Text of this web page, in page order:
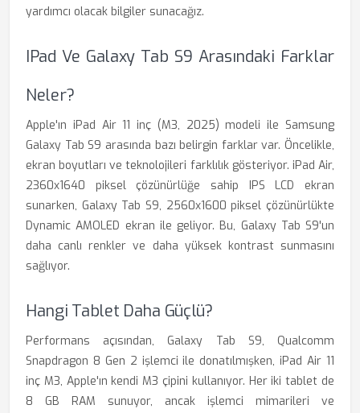
yardımcı olacak bilgiler sunacağız.
IPad Ve Galaxy Tab S9 Arasındaki Farklar
Neler?
Apple'ın iPad Air 11 inç (M3, 2025) modeli ile Samsung
Galaxy Tab S9 arasında bazı belirgin farklar var. Öncelikle,
ekran boyutları ve teknolojileri farklılık gösteriyor. iPad Air,
2360x1640 piksel çözünürlüğe sahip IPS LCD ekran
sunarken, Galaxy Tab S9, 2560x1600 piksel çözünürlükte
Dynamic AMOLED ekran ile geliyor. Bu, Galaxy Tab S9'un
daha canlı renkler ve daha yüksek kontrast sunmasını
sağlıyor.
Hangi Tablet Daha Güçlü?
Performans açısından, Galaxy Tab S9, Qualcomm
Snapdragon 8 Gen 2 işlemci ile donatılmışken, iPad Air 11
inç M3, Apple'ın kendi M3 çipini kullanıyor. Her iki tablet de
8 GB RAM sunuyor, ancak işlemci mimarileri ve